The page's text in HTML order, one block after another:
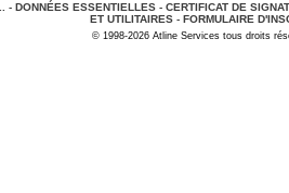
- DONNÉES ESSENTIELLES- CERTIFICAT DE
ET UTILITAIRES - FORMULAIRE
© 1998-2026 Atline Services tous droits